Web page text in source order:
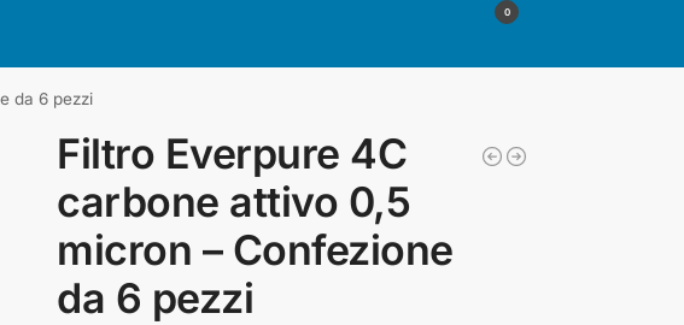
0
da 6 pezzi
Filtro Everpure 4C
carbone attivo 0,5
micron – Confezione
da 6 pezzi